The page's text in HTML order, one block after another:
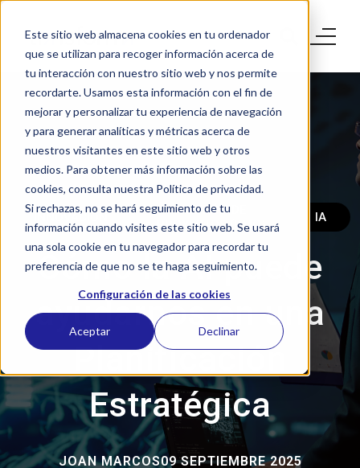
Este sitio web almacena cookies en tu ordenador
que se utilizan para recoger información acerca de
tu interacción con nuestro sitio web y nos permite
recordarte. Usamos esta información con el fin de
mejorar y personalizar tu experiencia de navegación
y para generar analíticas y métricas acerca de
nuestros visitantes en este sitio web y otros
medios. Para obtener más información sobre las
cookies, consulta nuestra Política de privacidad.
Si rechazas, no se hará seguimiento de tu
información cuando visites este sitio web. Se usará
una sola cookie en tu navegador para recordar tu
preferencia de que no se te haga seguimiento.
Configuración de las cookies
Aceptar Declinar
INNOVACIÓN
GESTIÓN DE
PROYECTOS (PMO)
IA
Cómo la AI puede
ayudarnos en una
Planificación
Estratégica
JOAN MARCOS09 SEPTIEMBRE 2025